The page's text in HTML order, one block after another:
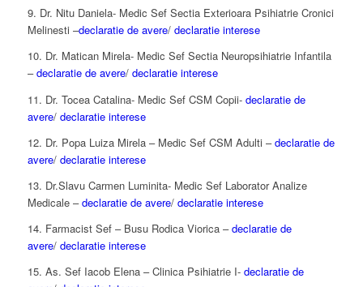
9. Dr. Nitu Daniela- Medic Sef Sectia Exterioara Psihiatrie Cronici
Melinesti –declaratie de avere/ declaratie interese
10. Dr. Matican Mirela- Medic Sef Sectia Neuropsihiatrie Infantila
–declaratie de avere/ declaratie interese
11. Dr. Tocea Catalina- Medic Sef CSM Copii- declaratie de
avere/ declaratie interese
12. Dr. Popa Luiza Mirela – Medic Sef CSM Adulti –declaratie de
avere/ declaratie interese
13. Dr.Slavu Carmen Luminita- Medic Sef Laborator Analize
Medicale –declaratie de avere/ declaratie interese
14. Farmacist Sef – Busu Rodica Viorica –declaratie de
avere/ declaratie interese
15. As. Sef Iacob Elena – Clinica Psihiatrie I- declaratie de